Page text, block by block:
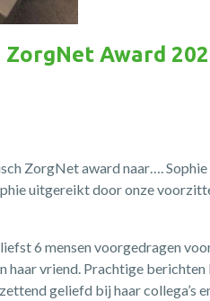
ZorgNet Award
ZorgNet award naar….
uitgereikt door onze
6 mensen voorgedragen
haar vriend. Prachtige
geliefd bij haar collega’s